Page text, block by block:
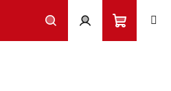
Hledat PřihlášeníNákupní